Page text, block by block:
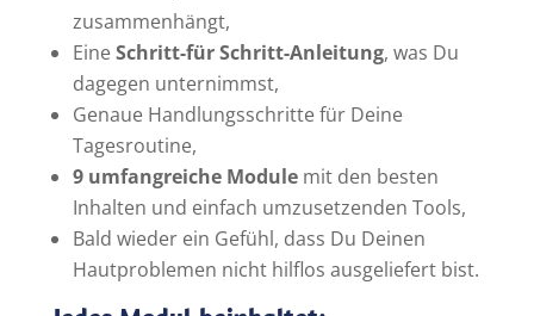
zusammenhängt,
EineSchritt-für Schritt-Anleitung, was Du
dagegen unternimmst,
Genaue Handlungsschritte für Deine
Tagesroutine,
9 umfangreiche Modulemit den besten
Inhalten und einfach umzusetzenden Tools,
Bald wieder ein Gefühl, dass Du Deinen
Hautproblemen nicht hilflos ausgeliefert bist.